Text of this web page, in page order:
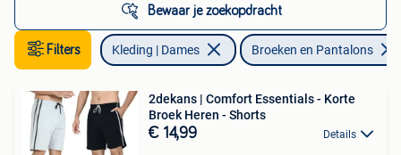
Bewaar je zoekopdracht
Filters Kleding | Dames Broeken en Pantalons
2dekans | Comfort Essentials - Korte
Broek Heren - Shorts
€ 14,99 Details